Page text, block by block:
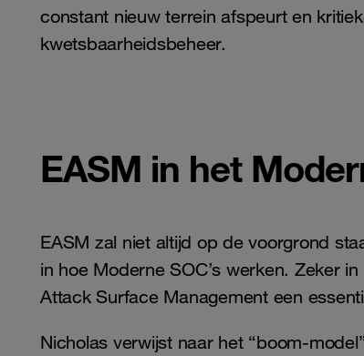
constant nieuw terrein afspeurt en
kwetsbaarheidsbeheer.
EASM in het
EASM zal niet altijd op de voorgrond
in hoe Moderne SOC’s werken. Zeker
Attack Surface Management een
Nicholas verwijst naar het “boom-